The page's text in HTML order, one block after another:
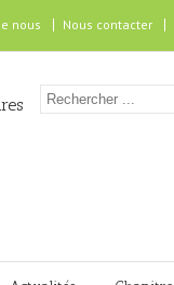
nous Nous contacter